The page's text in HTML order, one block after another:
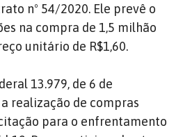
nº 54/2020. Ele prevê o
na compra de 1,5 milhão
unitário de R$1,60.
13.979, de 6 de
realização de compras
para o enfrentamento